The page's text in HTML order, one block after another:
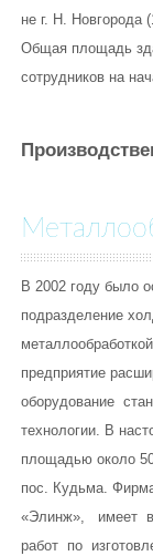
не г. Н. Новгорода
Общая площадь
сотрудников на
В 2002 году было
подразделение
предприятие
оборудование
технологии. В
площадью около
пос. Кудьма.
«Элинж», имеет
работ по